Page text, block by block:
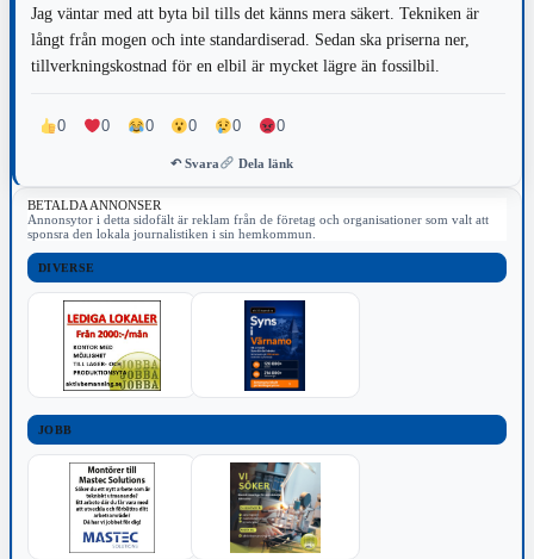
Jag väntar med att byta bil tills det känns mera säkert. Tekniken är
långt från mogen och inte standardiserad. Sedan ska priserna ner,
tillverkningskostnad för en elbil är mycket lägre än fossilbil.
0 0 0 0 0 0
↶ Svara Dela länk
BETALDA ANNONSER
Annonsytor i detta sidofält är reklam från de företag och organisationer som valt att
sponsra den lokala journalistiken i sin hemkommun.
DIVERSE
JOBB